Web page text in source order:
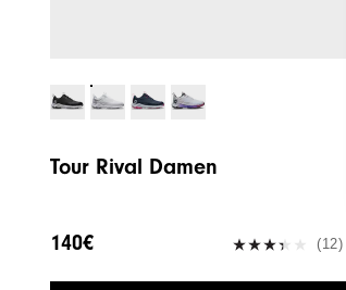
Tour Rival Damen
140€ (12)